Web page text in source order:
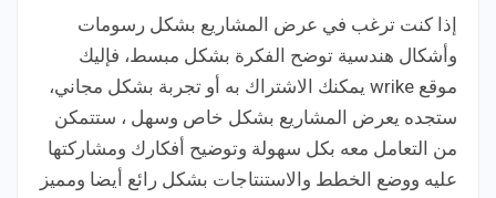
إذا كنت ترغب في عرض المشاريع بشكل رسومات
وأشكال هندسية توضح الفكرة بشكل مبسط، فإليك
موقع wrike يمكنك الاشتراك به أو تجربة بشكل مجاني،
ستجده يعرض المشاريع بشكل خاص وسهل ، ستتمكن
من التعامل معه بكل سهولة وتوضيح أفكارك ومشاركتها
عليه ووضع الخطط والاستنتاجات بشكل رائع أيضا ومميز